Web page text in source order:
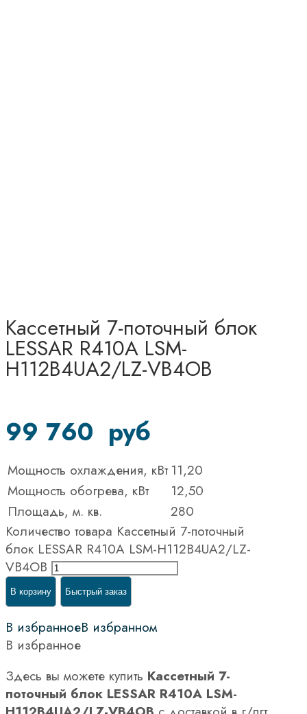
Кассетный 7-поточный блок
LESSAR R410A LSM-
H112B4UA2/LZ-VB4OB
99 760 руб
Мощность охлаждения, кВт 11,20
Мощность обогрева, кВт
12,50
Площадь, м. кв.
280
Количество товара Кассетный 7-поточный
блок LESSAR R410A LSM-H112B4UA2/LZ-
VB4OB
В корзину Быстрый заказ
В избранноеВ избранном
В избранное
Здесь вы можете купить Кассетный 7-
поточный блок LESSAR R410A LSM-